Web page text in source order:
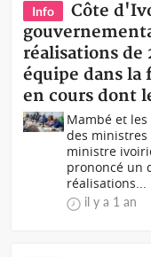
Info
Côte
réalisations de
équipe dans la
en cours dont
Mambé et
des ministres
ministre
prononcé un
réalisations...
il y a 1 an